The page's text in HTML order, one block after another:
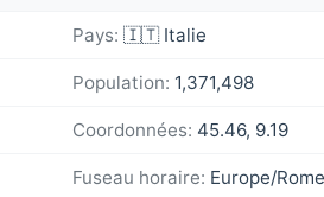
Pays: 🇮🇹 Italie
Population: 1,371,498
Coordonnées: 45.46, 9.19
Fuseau horaire: Europe/